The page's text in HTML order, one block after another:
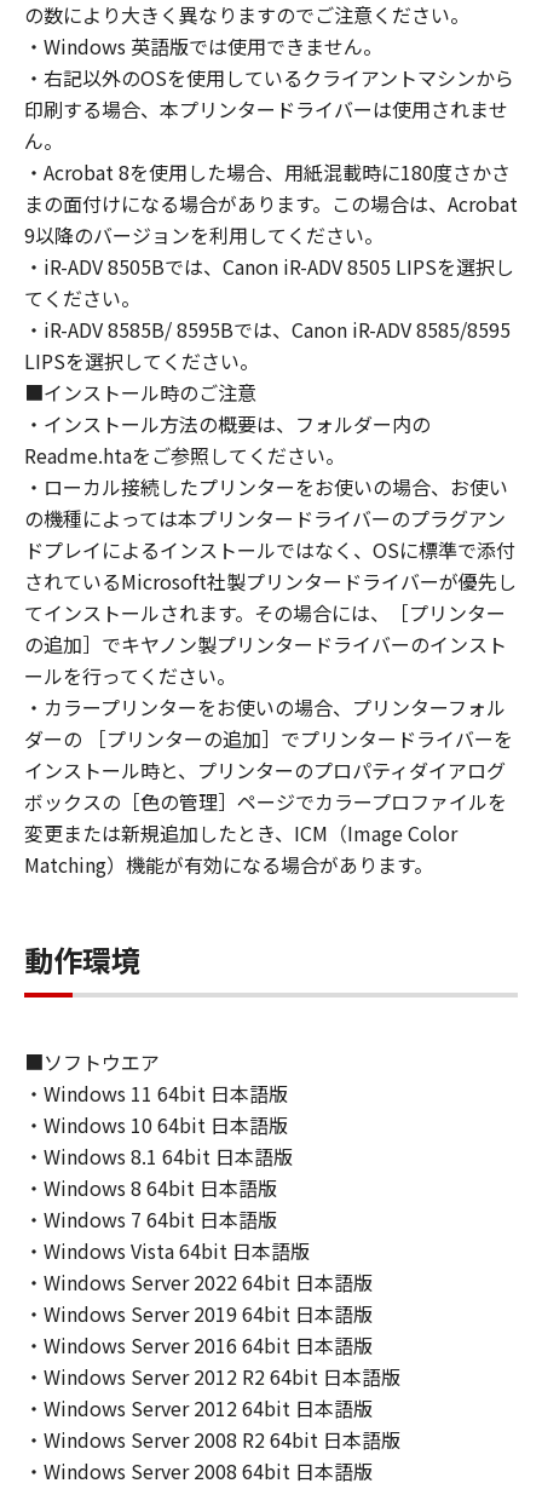
(2) お客様は、上記(1)に基づいて「本ソフトウ
ェア」を使用するためのバックアップとして、
「本ソフトウェア」を１部、複製することがで
きます。
(3) 上記(1)および(2)に定める場合を除き、キヤ
知的財産権も、明示たると黙示たるとを問わ
ず、本契約書によってお客様に譲渡あるいは許
諾されるものではありません。
２．制限
(1) お客様は、再使用許諾、譲渡、販売、頒
布、リースもしくは貸与その他の方法により、
第三者に「本ソフトウェア」を使用させること
はできません。
(2) お客様は、「本ソフトウェア」の全部また
は一部を修正、改変、逆コンパイル、逆アセン
ブル、その他リバースエンジニアリング等する
ことはできません。また第三者にこのような行
為をさせてはなりません。
３．著作権表示
お客様は、「本ソフトウェア」に含まれるキヤ
ノンまたはキヤノンのライセンサーの著作権表
示を変更し、除去しもしくは削除してはなりま
せん。
４．所有権
「本ソフトウェア」に係る権原および所有権
は、その内容によりキヤノンまたはキヤノンの
ライセンサーに帰属します。
５．輸出
お客様は、日本国政府または関連する外国政府
より必要な許可等を得ることなしに、「本ソフ
６．サポートおよびアップデート
キヤノン、キヤノンの子会社、関係会社、それ
のライセンサーは、お客様による「本ソフトウ
ェア」の使用を支援すること、および「本ソフ
トウェア」に対してアップデート、バグの修正
あるいはサポートを行うことについて、いかな
る責任も負うものではありません。
７．保証の否認・免責
(1) 「本ソフトウェア」は、『現状のまま』の
状態で使用許諾されます。キヤノン、キヤノン
のライセンサー、キヤノンの子会社、キヤノン
の関連会社、それらの販売代理店または販売店
のいずれも、「本ソフトウェア」に関して、商
品性および特定の目的への適合性の保証を含
め、いかなる保証も、明示たると黙示たるとを
問わず一切しないものとします。
(2) キヤノン、キヤノンのライセンサー、キヤノ
の数により大きく異なりますのでご注意ください。
・Windows 英語版では使用できません。
・右記以外のOSを使用しているクライアントマシンから
印刷する場合、本プリンタードライバーは使用されませ
ん。
・Acrobat 8を使用した場合、用紙混載時に180度さかさ
まの面付けになる場合があります。この場合は、Acrobat
9以降のバージョンを利用してください。
・iR-ADV 8505Bでは、Canon iR-ADV 8505 LIPSを選択し
てください。
・iR-ADV 8585B/ 8595Bでは、Canon iR-ADV 8585/8595
LIPSを選択してください。
■インストール時のご注意
・インストール方法の概要は、フォルダー内の
Readme.htaをご参照してください。
・ローカル接続したプリンターをお使いの場合、お使い
の機種によっては本プリンタードライバーのプラグアン
ドプレイによるインストールではなく、OSに標準で添付
されているMicrosoft社製プリンタードライバーが優先し
てインストールされます。その場合には、［プリンター
の追加］でキヤノン製プリンタードライバーのインスト
ールを行ってください。
・カラープリンターをお使いの場合、プリンターフォル
ダーの ［プリンターの追加］でプリンタードライバーを
インストール時と、プリンターのプロパティダイアログ
ボックスの［色の管理］ページでカラープロファイルを
変更または新規追加したとき、ICM（Image Color
Matching）機能が有効になる場合があります。
動作環境
■ソフトウエア
・Windows 11 64bit 日本語版
・Windows 10 64bit 日本語版
・Windows 8.1 64bit 日本語版
・Windows 8 64bit 日本語版
・Windows 7 64bit 日本語版
・Windows Vista 64bit 日本語版
・Windows Server 2022 64bit 日本語版
・Windows Server 2019 64bit 日本語版
・Windows Server 2016 64bit 日本語版
・Windows Server 2012 R2 64bit 日本語版
・Windows Server 2012 64bit 日本語版
・Windows Server 2008 R2 64bit 日本語版
・Windows Server 2008 64bit 日本語版